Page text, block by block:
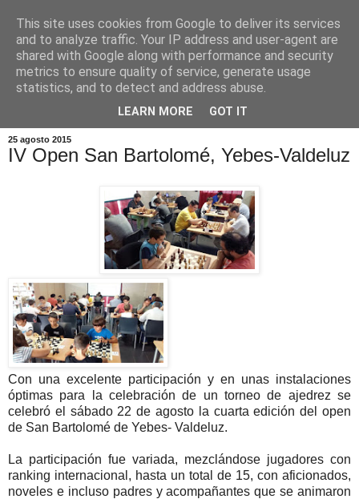
25 agosto 2015
IV Open San Bartolomé, Yebes-Valdeluz
Con una excelente participación y en unas instalaciones
óptimas para la celebración de un torneo de ajedrez se
celebró el sábado 22 de agosto la cuarta edición del open
de San Bartolomé de Yebes- Valdeluz.
La participación fue variada, mezclándose jugadores con
ranking internacional, hasta un total de 15, con aficionados,
noveles e incluso padres y acompañantes que se animaron
This site uses cookies from Google to deliver its services
and to analyze traffic. Your IP address and user-agent are
shared with Google along with performance and security
metrics to ensure quality of service, generate usage
statistics, and to detect and address abuse.
LEARN MORE GOT IT